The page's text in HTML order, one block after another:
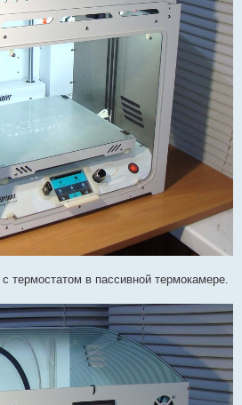
с термостатом в пассивной термокамере.